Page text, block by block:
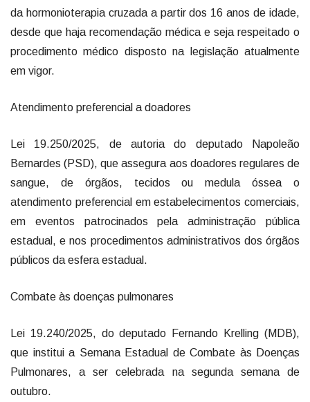
da hormonioterapia cruzada a partir dos 16 anos de idade,
desde que haja recomendação médica e seja respeitado o
procedimento médico disposto na legislação atualmente
em vigor.
Atendimento preferencial a doadores
Lei 19.250/2025, de autoria do deputado Napoleão
Bernardes (PSD), que assegura aos doadores regulares de
sangue, de órgãos, tecidos ou medula óssea o
atendimento preferencial em estabelecimentos comerciais,
em eventos patrocinados pela administração pública
estadual, e nos procedimentos administrativos dos órgãos
públicos da esfera estadual.
Combate às doenças pulmonares
Lei 19.240/2025, do deputado Fernando Krelling (MDB),
que institui a Semana Estadual de Combate às Doenças
Pulmonares, a ser celebrada na segunda semana de
outubro.